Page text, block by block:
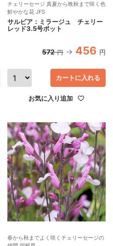
チェリーセージ 真夏から晩秋まで咲く色
鮮やかな花 JFS
サルビア：ミラージュ チェリー
レッド3.5号ポット
572 円 456 円
カートに入れる
お気に入り追加
春から秋までよく咲くチェリーセージの